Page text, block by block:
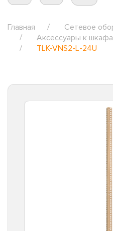
Главная
Сетевое
Аксессуары к
TLK-VNS2-L-24U